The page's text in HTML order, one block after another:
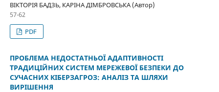
ВІКТОРІЯ БАДЗЬ, КАРІНА ДІМБРОВСЬКА (Автор)
57-62
PDF
ПРОБЛЕМА НЕДОСТАТНЬОЇ АДАПТИВНОСТІ
ТРАДИЦІЙНИХ СИСТЕМ МЕРЕЖЕВОЇ БЕЗПЕКИ ДО
СУЧАСНИХ КІБЕРЗАГРОЗ: АНАЛІЗ ТА ШЛЯХИ
ВИРІШЕННЯ